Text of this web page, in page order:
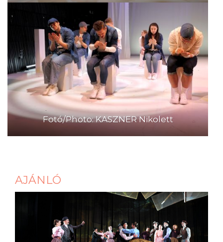
Fotó/Photo: KASZNER Nikolett
AJÁNLÓ